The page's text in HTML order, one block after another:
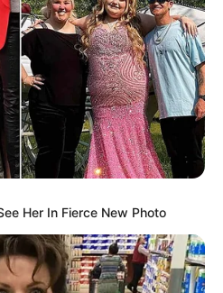
Her In Fierce New Photo